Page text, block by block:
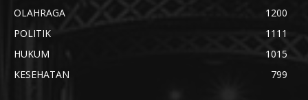
OLAHRAGA
1200
POLITIK
1111
HUKUM
1015
KESEHATAN
799